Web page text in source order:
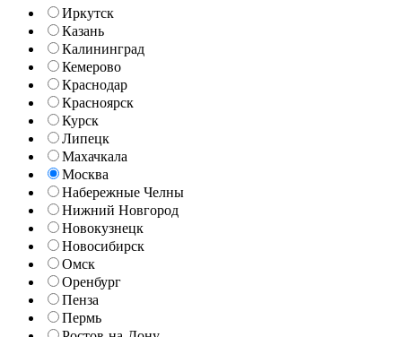
Иркутск
Казань
Калининград
Кемерово
Краснодар
Красноярск
Курск
Липецк
Махачкала
Москва
Набережные Челны
Нижний Новгород
Новокузнецк
Новосибирск
Омск
Оренбург
Пенза
Пермь